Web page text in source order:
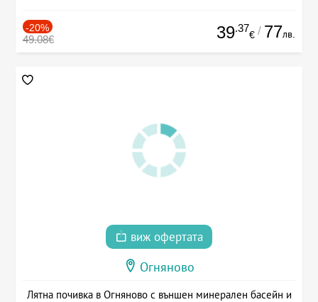
-20%
49.08€ 39.37
€ / 77лв.
виж офертата
Огняново
Лятна почивка в Огняново с външен минерален басейн и